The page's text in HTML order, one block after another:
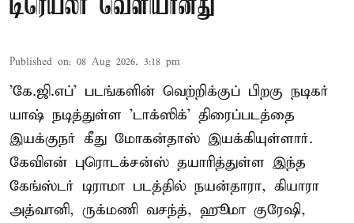
டிரெய்லர் வெளியானது
Published on: 08 Aug 2026, 3:18 pm
'கே.ஜி.எப்' படங்களின் வெற்றிக்குப் பிறகு நடிகர்
யாஷ் நடித்துள்ள 'டாக்ஸிக்' திரைப்படத்தை
இயக்குநர் கீது மோகன்தாஸ் இயக்கியுள்ளார்.
கேவிஎன் புரொடக்சன்ஸ் தயாரித்துள்ள இந்த
கேங்ஸ்டர் டிராமா படத்தில் நயன்தாரா, கியாரா
அத்வானி, ருக்மணி வசந்த், ஹூமா குரேஷி,